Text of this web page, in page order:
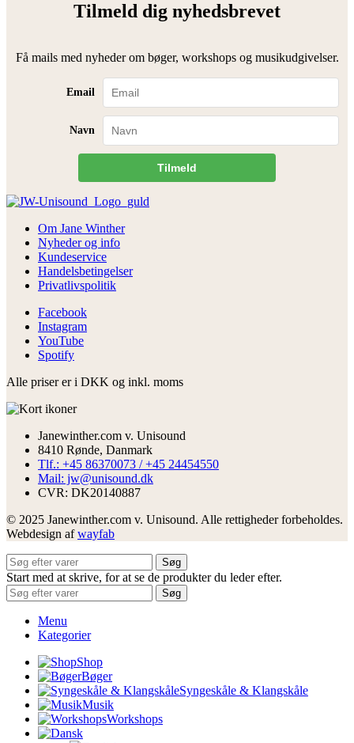
Tilmeld dig nyhedsbrevet
Få mails med nyheder om bøger, workshops og musikudgivelser.
Email
Navn
Tilmeld
Om Jane Winther
Nyheder og info
Kundeservice
Handelsbetingelser
Privatlivspolitik
Facebook
Instagram
YouTube
Spotify
Alle priser er i DKK og inkl. moms
Janewinther.com v. Unisound
8410 Rønde, Danmark
Tlf.: +45 86370073 / +45 24454550
Mail: jw@unisound.dk
CVR: DK20140887
© 2025 Janewinther.com v. Unisound. Alle rettigheder forbeholdes.
Webdesign afwayfab
Søg
Start med at skrive, for at se de produkter du leder efter.
Søg
Menu
Kategorier
Shop
Bøger
Syngeskåle & Klangskåle
Musik
Workshops